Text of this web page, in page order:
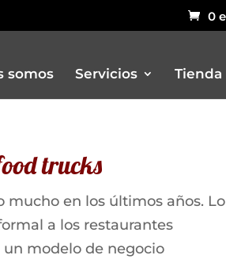
0
somos Servicios Tienda
trucks
mucho en los últimos años.
a los restaurantes
modelo de negocio